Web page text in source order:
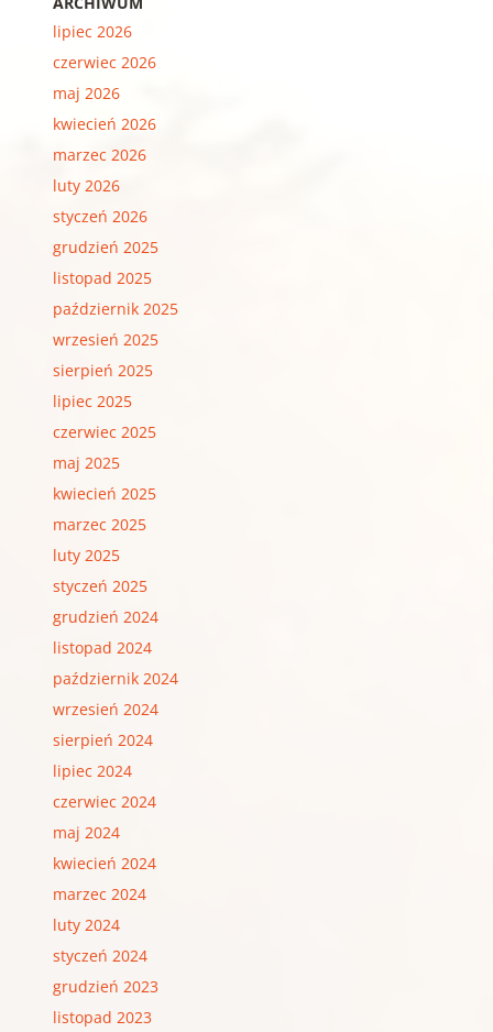
lipiec 2026
czerwiec 2026
maj 2026
kwiecień 2026
marzec 2026
luty 2026
styczeń 2026
grudzień 2025
listopad 2025
październik 2025
wrzesień 2025
sierpień 2025
lipiec 2025
czerwiec 2025
maj 2025
kwiecień 2025
marzec 2025
luty 2025
styczeń 2025
grudzień 2024
listopad 2024
październik 2024
wrzesień 2024
sierpień 2024
lipiec 2024
czerwiec 2024
maj 2024
kwiecień 2024
marzec 2024
luty 2024
styczeń 2024
grudzień 2023
listopad 2023